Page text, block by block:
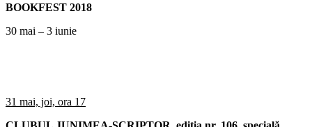
BOOKFEST 2018
30 mai – 3 iunie
31 mai, joi, ora 17